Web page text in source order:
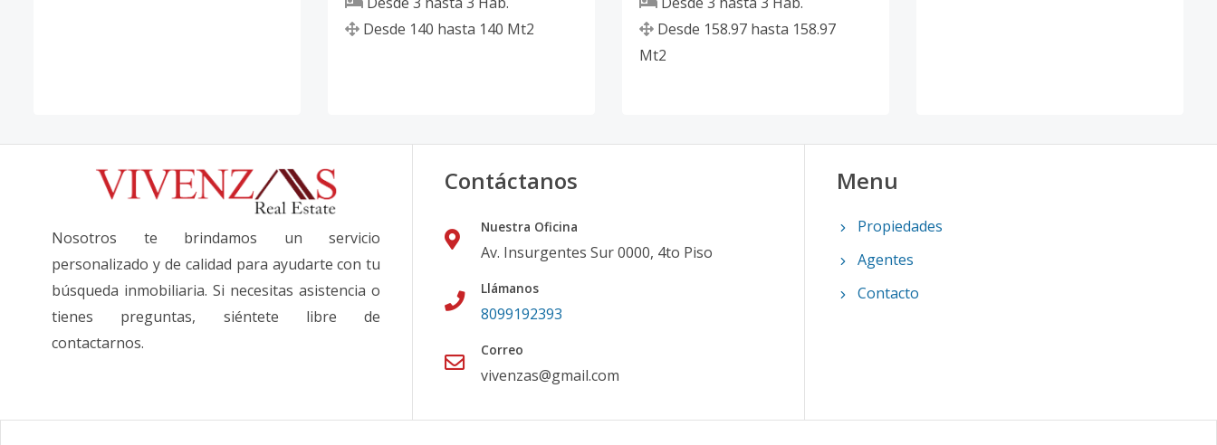
Desde 140 hasta 140 Mt2
Desde 158.97 hasta 158.97
Mt2
Nosotros te brindamos un servicio
personalizado y de calidad para ayudarte con tu
búsqueda inmobiliaria. Si necesitas asistencia o
tienes preguntas, siéntete libre de
contactarnos.
Contáctanos
Nuestra Oficina
Av. Insurgentes Sur 0000, 4to Piso
Llámanos
8099192393
Correo
vivenzas@gmail.com
Menu
Propiedades
Agentes
Contacto